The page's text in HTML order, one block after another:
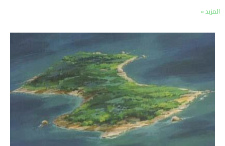
المزيد »